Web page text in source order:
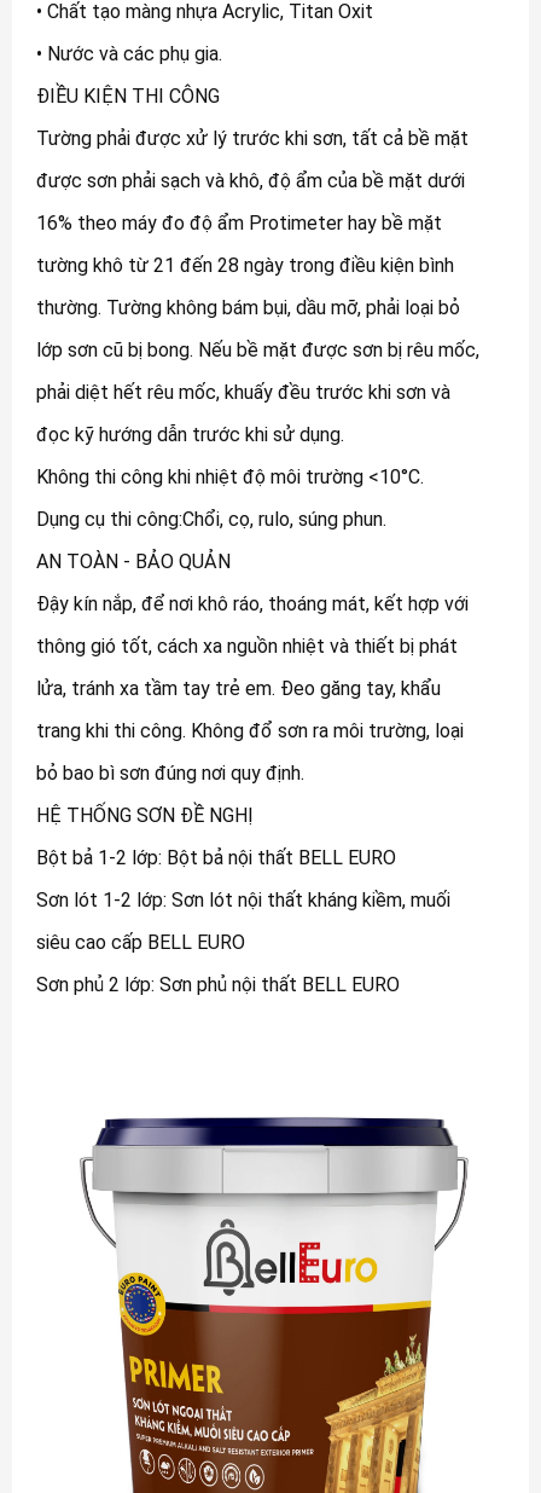
• Chất tạo màng nhựa Acrylic, Titan Oxit
• Nước và các phụ gia.
ĐIỀU KIỆN THI CÔNG
Tường phải được xử lý trước khi sơn, tất cả bề mặt
được sơn phải sạch và khô, độ ẩm của bề mặt dưới
16% theo máy đo độ ẩm Protimeter hay bề mặt
tường khô từ 21 đến 28 ngày trong điều kiện bình
thường. Tường không bám bụi, dầu mỡ, phải loại bỏ
lớp sơn cũ bị bong. Nếu bề mặt được sơn bị rêu mốc,
phải diệt hết rêu mốc, khuấy đều trước khi sơn và
đọc kỹ hướng dẫn trước khi sử dụng.
Không thi công khi nhiệt độ môi trường <10°C.
Dụng cụ thi công:Chổi, cọ, rulo, súng phun.
AN TOÀN - BẢO QUẢN
Đậy kín nắp, để nơi khô ráo, thoáng mát, kết hợp với
thông gió tốt, cách xa nguồn nhiệt và thiết bị phát
lửa, tránh xa tầm tay trẻ em. Đeo găng tay, khẩu
trang khi thi công. Không đổ sơn ra môi trường, loại
bỏ bao bì sơn đúng nơi quy định.
HỆ THỐNG SƠN ĐỀ NGHỊ
Bột bả 1-2 lớp: Bột bả nội thất BELL EURO
Sơn lót 1-2 lớp: Sơn lót nội thất kháng kiềm, muối
siêu cao cấp BELL EURO
Sơn phủ 2 lớp: Sơn phủ nội thất BELL EURO